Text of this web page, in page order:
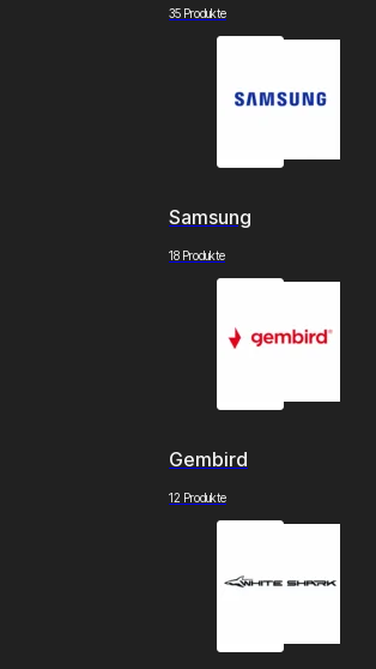
35 Produkte
Samsung
18 Produkte
Gembird
12 Produkte